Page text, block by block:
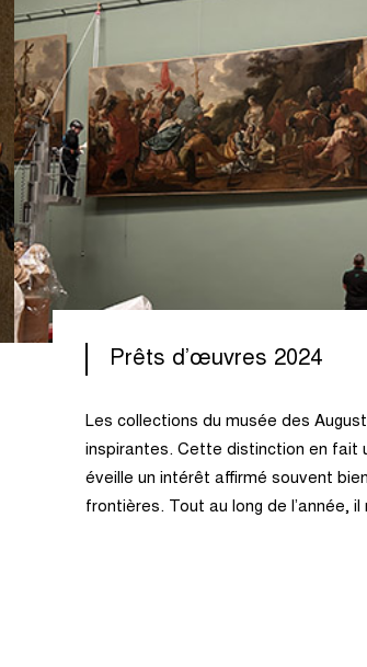
Prêts d’œuvres 2024
Les collections du musée des
inspirantes. Cette distinction en fait
éveille un intérêt affirmé souvent
frontières. Tout au long de l’année,